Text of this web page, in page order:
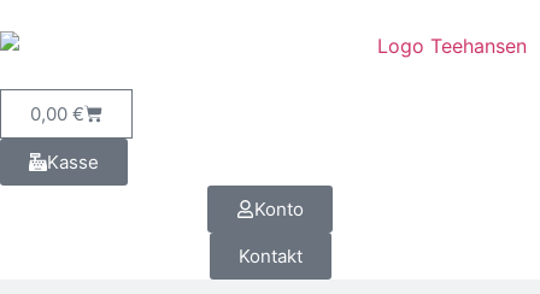
0,00 €
Kasse
Konto
Kontakt